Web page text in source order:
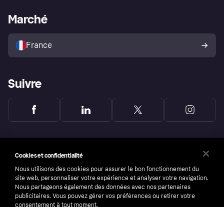
Explorez les magasins
Politique de protection de
l’acheteur Klarna
Portail Marchand
Marché
France
Suivre
Cookies et confidentialité
Nous utilisons des cookies pour assurer le bon fonctionnement du
site web, personnaliser votre expérience et analyser votre navigation.
Nous partageons également des données avec nos partenaires
publicitaires. Vous pouvez gérer vos préférences ou retirer votre
consentement à tout moment.